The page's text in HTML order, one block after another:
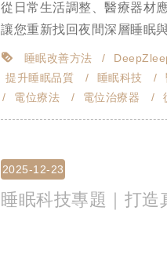
從日常生活調整、醫療器材
讓您重新找回夜間深層睡眠
睡眠改善方法
提升睡眠品質
睡眠科技
電位療法
電位治療器
2025-12-23
睡眠科技專題｜打